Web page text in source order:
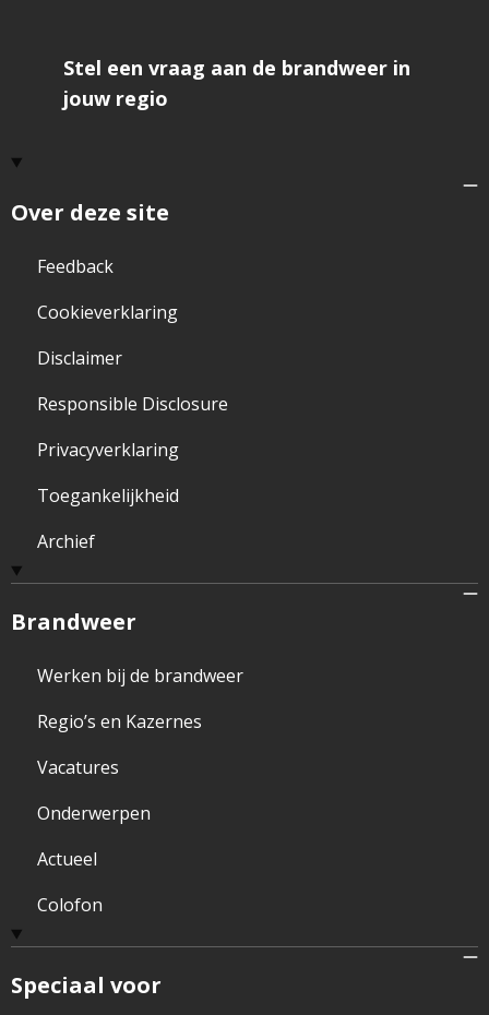
Over deze site
Feedback
Cookieverklaring
Disclaimer
Responsible Disclosure
Privacyverklaring
Toegankelijkheid
Archief
Brandweer
Werken bij de brandweer
Regio’s en Kazernes
Vacatures
Onderwerpen
Actueel
Colofon
Speciaal voor
Stel een vraag aan de brandweer in
jouw regio